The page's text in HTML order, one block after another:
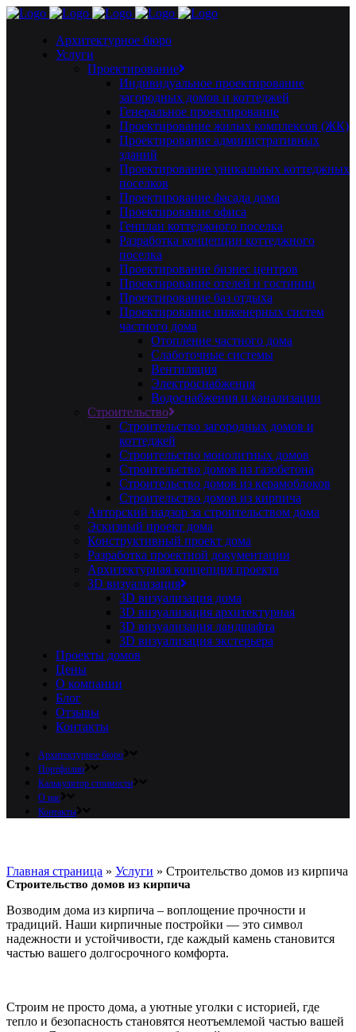
Архитектурное бюро
Услуги
Проектирование
Индивидуальное проектирование
загородных домов и коттеджей
Генеральное проектирование
Проектирование жилых комплексов (ЖК)
Проектирование административных
зданий
Проектирование уникальных коттеджных
поселков
Проектирование фасада дома
Проектирование офиса
Генплан коттеджного поселка
Разработка концепции коттеджного
поселка
Проектирование бизнес центров
Проектирование отелей и гостиниц
Проектирование баз отдыха
Проектирование инженерных систем
частного дома
Отопление частного дома
Слаботочные системы
Вентиляция
Электроснабжения
Водоснабжения и канализации
Строительство
Строительство загородных домов и
коттеджей
Строительство монолитных домов
Строительство домов из газобетона
Строительство домов из керамоблоков
Строительство домов из кирпича
Авторский надзор за строительством дома
Эскизный проект дома
Конструктивный проект дома
Разработка проектной документации
Архитектурная концепция проекта
3D визуализация
3D визуализация дома
3D визуализация архитектурная
3D визуализация ландшафта
3D визуализация экстерьера
Проекты домов
Цены
О компании
Блог
Отзывы
Контакты
Архитектурное бюро
Портфолио
Калькулятор стоимости
О нас
Контакты
Главная страница » Услуги » Строительство домов из кирпича
Строительство домов из кирпича
Возводим дома из кирпича – воплощение прочности и
традиций. Наши кирпичные постройки — это символ
надежности и устойчивости, где каждый камень становится
частью вашего долгосрочного комфорта.
Строим не просто дома, а уютные уголки с историей, где
тепло и безопасность становятся неотъемлемой частью вашей